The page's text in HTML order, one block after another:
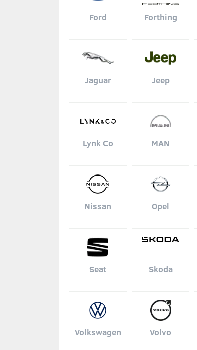
Ford Forthing
Jaguar Jeep
Lynk Co MAN
Nissan Opel
Seat Skoda
Volkswagen Volvo